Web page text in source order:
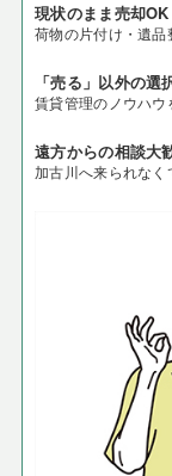
現状のまま売却OK
荷物の片付け・遺品
「売る」以外の選
賃貸管理のノウハウ
遠方からの相談大
加古川へ来られなく